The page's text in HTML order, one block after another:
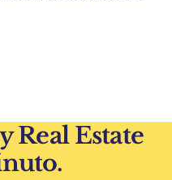
en el mapa
Real Estate